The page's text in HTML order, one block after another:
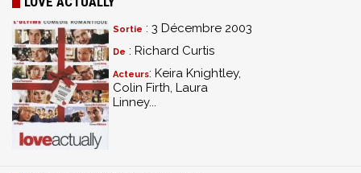
Sortie : 3 Décembre 2003
De : Richard Curtis
Acteurs: Keira Knightley,
Colin Firth, Laura
Linney...